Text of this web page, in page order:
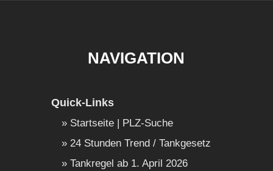
NAVIGATION
Quick-Links
Startseite | PLZ-Suche
24 Stunden Trend / Tankgesetz
Tankregel ab 1. April 2026